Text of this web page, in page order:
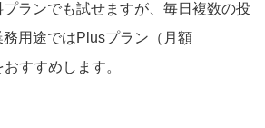
ランでも試せますが、毎日複数の投
用途ではPlusプラン（月額
すすめします。